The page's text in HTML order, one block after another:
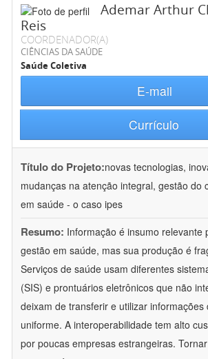
Ademar Arthur
Reis
COORDENADOR(A)
CIÊNCIAS DA SAÚDE
Saúde Coletiva
E-mail
Currículo
Título do Projeto:novas tecnologias,
mudanças na atenção integral, gestão do
em saúde - o caso ipes
Resumo: Informação é insumo relevante
gestão em saúde, mas sua produção é
Serviços de saúde usam diferentes
(SIS) e prontuários eletrônicos que não
deixam de transferir e utilizar informações
uniforme. A interoperabilidade tem alto
por poucas empresas estrangeiras.